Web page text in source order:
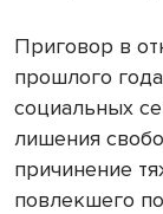
Приговор в
прошлого
социальных
лишения
причинение
повлекшего